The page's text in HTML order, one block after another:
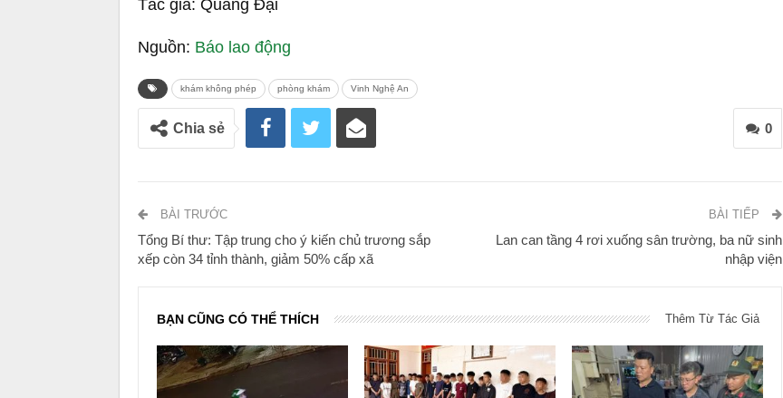
Tác giả: Quang Đại
Nguồn: Báo lao động
khám không phép phòng khám Vinh Nghệ An
0
Chia sẻ
BÀI TRƯỚC
Tổng Bí thư: Tập trung cho ý kiến chủ trương sắp
xếp còn 34 tỉnh thành, giảm 50% cấp xã
BÀI TIẾP
Lan can tầng 4 rơi xuống sân trường, ba nữ sinh
nhập viện
BẠN CŨNG CÓ THỂ THÍCH Thêm Từ Tác Giả